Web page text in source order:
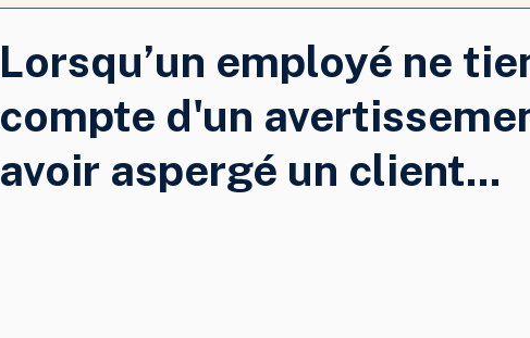
Lorsqu’un employé ne
compte d'un
avoir aspergé un client...